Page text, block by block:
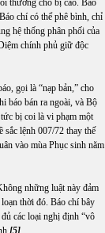
thường cho bị cáo. Báo
chí có thể phê bình, chỉ
hệ thống phân phối của
chính phủ giữ độc
gọi là “nạp bản,” cho
báo bán ra ngoài, và Bộ
tức bị coi là vi phạm một
sắc lệnh 007/72 thay thế
vào mùa Phục sinh năm
những luật này đảm
thời đó. Báo chí bây
các loại nghị định “vô
.[5]